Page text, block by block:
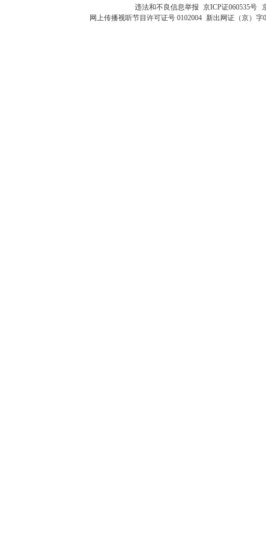
违法和不良信息举报 京ICP证060535号
网上传播视听节目许可证号 0102004 新出网证（京）